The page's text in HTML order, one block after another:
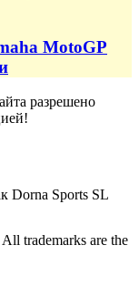
MotoGP
разрешено
Dorna Sports SL
trademarks are the